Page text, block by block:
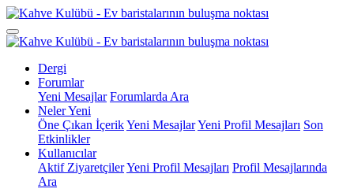
Dergi
Forumlar
Yeni Mesajlar Forumlarda Ara
Neler Yeni
Öne Çıkan İçerikYeni MesajlarYeni Profil Mesajları Son
Etkinlikler
Kullanıcılar
Aktif ZiyaretçilerYeni Profil Mesajları Profil Mesajlarında
Ara